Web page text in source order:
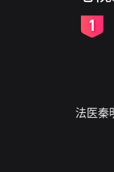
法医秦